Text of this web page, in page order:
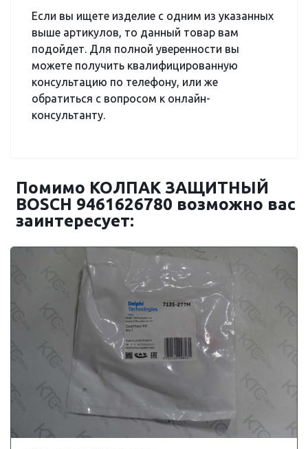
Если вы ищете изделие с одним из указанных
выше артикулов, то данный товар вам
подойдет. Для полной уверенности вы
можете получить квалифицированную
консультацию по телефону, или же
обратиться с вопросом к онлайн-
консультанту.
Помимо КОЛПАК ЗАЩИТНЫЙ
BOSCH 9461626780 возможно вас
заинтересует: